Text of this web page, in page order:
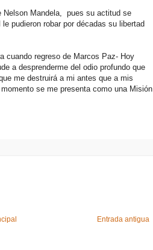
Nelson Mandela, pues su actitud se
pudieron robar por décadas su libertad
cuando regreso de Marcos Paz- Hoy
a desprenderme del odio profundo que
me destruirá a mi antes que a mis
se me presenta como una Misión
Entrada antigua